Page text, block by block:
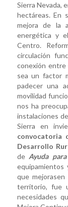
Sierra Nevada,
hectáreas. En
mejora de la
energética y
Centro.
circulación
conexión entre
sea un factor
padecer una
movilidad
nos ha
instalaciones
Sierra en
convocatoria
Desarrollo
de Ayuda
equipamientos
que
territorio, fue
necesidades